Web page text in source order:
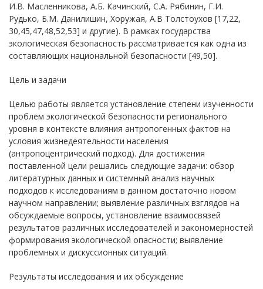
И.В. Масленникова, А.Б. Качинский, С.А. Рябинин, Г.И.
Рудько, Б.М. Данилишин, Хоружая, А.В Толстоухов [17,22,
30,45,47,48,52,53] и другие). В рамках государства
экологическая безопасность рассматривается как одна из
составляющих национальной безопасности [49,50].
Цель и задачи
Целью работы является установление степени изученности
проблем экологической безопасности регионального
уровня в контексте влияния антропогенных фактов на
условия жизнедеятельности населения
(антропоцентрический подход). Для достижения
поставленной цели решались следующие задачи: обзор
литературных данных и системный анализ научных
подходов к исследованиям в данном достаточно новом
научном направлении; выявление различных взглядов на
обсуждаемые вопросы, установление взаимосвязей
результатов различных исследователей и закономерностей
формирования экологической опасности; выявление
проблемных и дискуссионных ситуаций.
Результаты исследования и их обсуждение